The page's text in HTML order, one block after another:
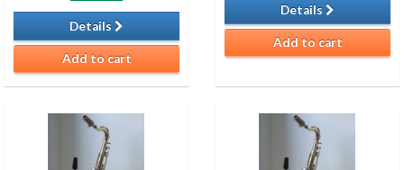
Details
Add to cart
Details
Add to cart